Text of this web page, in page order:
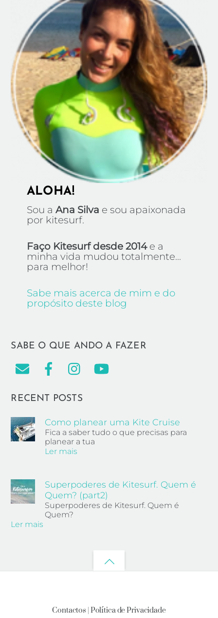
ALOHA!
Sou a Ana Silva e sou apaixonada
por kitesurf.
Faço Kitesurf desde 2014e a
minha vida mudou totalmente...
para melhor!
Sabe mais acerca de mim e do
propósito deste blog
SABE O QUE ANDO A FAZER
RECENT POSTS
Como planear uma Kite Cruise
Fica a saber tudo o que precisas para
planear a tua
Ler mais
Superpoderes de Kitesurf. Quem é
Quem? (part2)
Superpoderes de Kitesurf. Quem é
Quem?
Ler mais
Back
Contactos |Política de Privacidade